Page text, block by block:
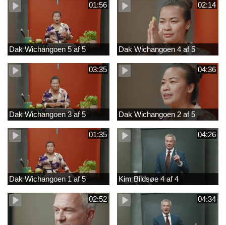
01:56
Dak Wichangoen 5 af 5
02:14
Dak Wichangoen 4 af 5
03:35
Dak Wichangoen 3 af 5
04:36
Dak Wichangoen 2 af 5
01:35
Dak Wichangoen 1 af 5
04:26
Kim Bildsøe 4 af 4
02:52 04:34